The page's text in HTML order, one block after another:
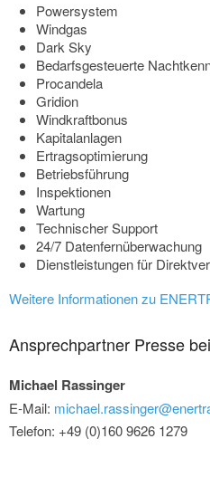
Powersystem
Windgas
Dark Sky
Bedarfsgesteuerte
Procandela
Gridion
Windkraftbonus
Kapitalanlagen
Ertragsoptimierung
Betriebsführung
Inspektionen
Wartung
Technischer Support
24/7 Datenfernüberwachung
Dienstleistungen für
Weitere Informationen zu
Ansprechpartner Presse
Michael Rassinger
E-Mail:
Telefon: +49 (0)160 9626 1279